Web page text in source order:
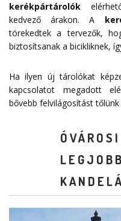
kerékpártárolók
kedvező árakon. A
törekedtek a tervezők,
biztosítsanak a bicikliknek,
Ha ilyen új tárolókat
kapcsolatot megadott
bővebb felvilágosítást